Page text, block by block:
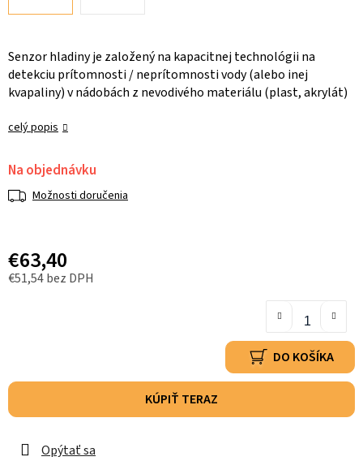
Senzor hladiny je založený na kapacitnej technológii na
detekciu prítomnosti / neprítomnosti vody (alebo inej
kvapaliny) v nádobách z nevodivého materiálu (plast, akrylát)
celý popis
Na objednávku
Možnosti doručenia
€63,40
€51,54 bez DPH
DO KOŠÍKA
KÚPIŤ TERAZ
Opýtať sa